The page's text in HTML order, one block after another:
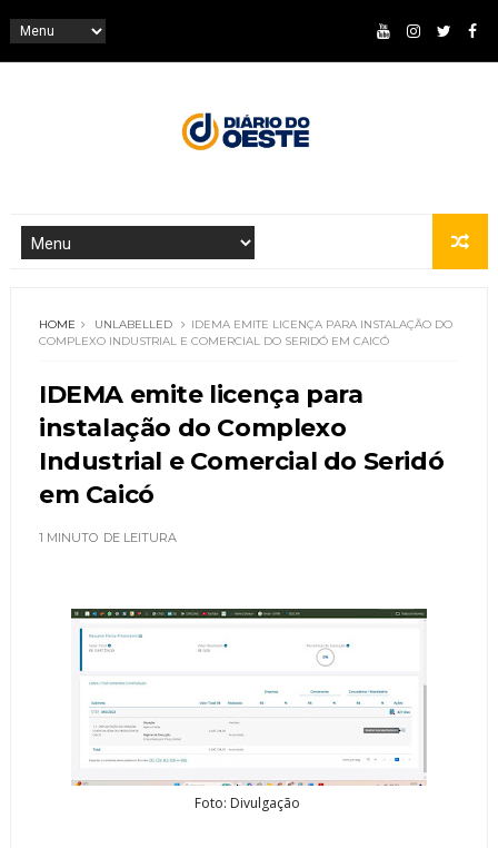
HOME UNLABELLED
IDEMA EMITE LICENÇA PARA INSTALAÇÃO DO
COMPLEXO INDUSTRIAL E COMERCIAL DO SERIDÓ EM CAICÓ
IDEMA emite licença para
instalação do Complexo
Industrial e Comercial do Seridó
em Caicó
1 MINUTO DE LEITURA
Foto: Divulgação